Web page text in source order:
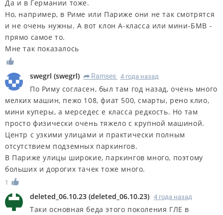
Да и в Германии тоже.
Но, например, в Риме или Париже они не так смотрятся
и не очень нужны. А вот клон А-класса или мини-БМВ -
прямо самое то.
Мне так показалось
swegrl (swegrl) R Ramses 4 года назад
По Риму согласен, был там год назад, очень много
мелких машин, пежо 108, фиат 500, смарты, рено клио,
мини куперы, а мерседес е класса редкость. Но там
просто физически очень тяжело с крупной машиной.
Центр с узкими улицами и практически полным
отсутствием подземных паркингов.
В Париже улицы широкие, паркингов много, поэтому
больших и дорогих тачек тоже много.
1
deleted_06.10.23 (deleted_06.10.23) 4 года назад
Таки основная беда этого поколения ГЛЕ в